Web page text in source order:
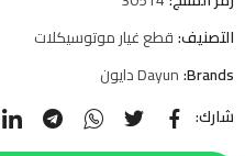
التصنيف:قطع غيار موتوسيكلات
Brands: Dayun دايون
شارك: